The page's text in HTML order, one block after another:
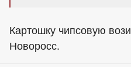
Картошку чипсовую
Новоросс.